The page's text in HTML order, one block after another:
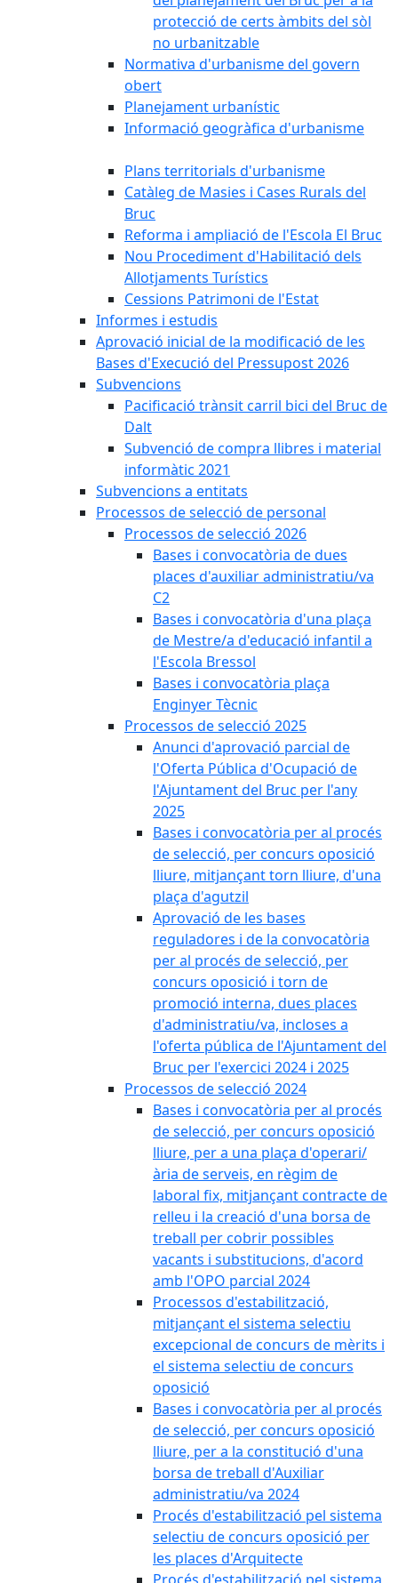
protecció de certs àmbits del sòl
no urbanitzable
Normativa d'urbanisme del govern
obert
Planejament urbanístic
Informació geogràfica d'urbanisme
Plans territorials d'urbanisme
Catàleg de Masies i Cases Rurals del
Bruc
Reforma i ampliació de l'Escola El Bruc
Nou Procediment d'Habilitació dels
Allotjaments Turístics
Cessions Patrimoni de l'Estat
Informes i estudis
Aprovació inicial de la modificació de les
Bases d'Execució del Pressupost 2026
Subvencions
Pacificació trànsit carril bici del Bruc de
Dalt
Subvenció de compra llibres i material
informàtic 2021
Subvencions a entitats
Processos de selecció de personal
Processos de selecció 2026
Bases i convocatòria de dues
places d'auxiliar administratiu/va
C2
Bases i convocatòria d'una plaça
de Mestre/a d'educació infantil a
l'Escola Bressol
Bases i convocatòria plaça
Enginyer Tècnic
Processos de selecció 2025
Anunci d'aprovació parcial de
l'Oferta Pública d'Ocupació de
l'Ajuntament del Bruc per l'any
2025
Bases i convocatòria per al procés
de selecció, per concurs oposició
lliure, mitjançant torn lliure, d'una
plaça d'agutzil
Aprovació de les bases
reguladores i de la convocatòria
per al procés de selecció, per
concurs oposició i torn de
promoció interna, dues places
d'administratiu/va, incloses a
l'oferta pública de l'Ajuntament del
Bruc per l'exercici 2024 i 2025
Processos de selecció 2024
Bases i convocatòria per al procés
de selecció, per concurs oposició
lliure, per a una plaça d'operari/
ària de serveis, en règim de
laboral fix, mitjançant contracte de
relleu i la creació d'una borsa de
treball per cobrir possibles
vacants i substitucions, d'acord
amb l'OPO parcial 2024
Processos d'estabilització,
mitjançant el sistema selectiu
excepcional de concurs de mèrits i
el sistema selectiu de concurs
oposició
Bases i convocatòria per al procés
de selecció, per concurs oposició
lliure, per a la constitució d'una
borsa de treball d'Auxiliar
administratiu/va 2024
Procés d'estabilització pel sistema
selectiu de concurs oposició per
les places d'Arquitecte